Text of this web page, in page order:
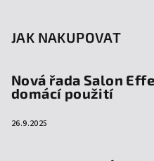
JAK NAKUPOVAT
Nová řada Salon
domácí použití
26.9.2025